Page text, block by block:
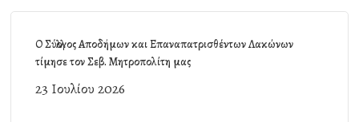
Ο Σύλλογος Αποδήμων και Επαναπατρισθέντων Λακώνων
τίμησε τον Σεβ. Μητροπολίτη μας
23 Ιουλίου 2026